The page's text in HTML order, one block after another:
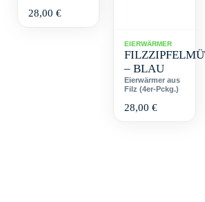
28,00 €
EIERWÄRMER
– BLAU
Eierwärmer aus
Filz (4er-Pckg.)
28,00€